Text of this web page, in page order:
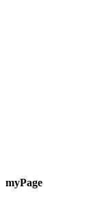
myPage